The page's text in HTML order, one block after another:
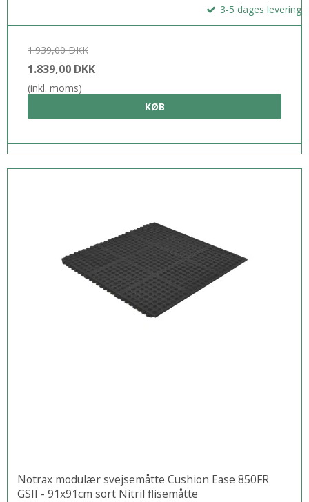
3-5 dages levering
1.939,00 DKK
1.839,00 DKK
(inkl. moms)
KØB
Notrax modulær svejsemåtte Cushion Ease 850FR
GSII - 91x91cm sort Nitril flisemåtte